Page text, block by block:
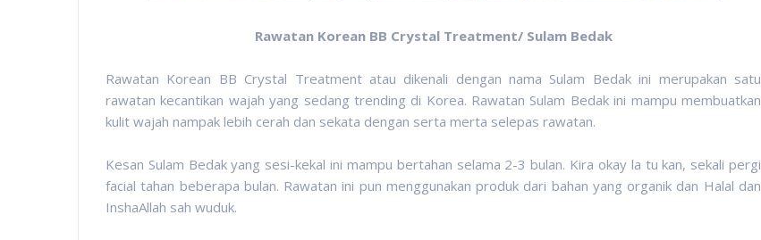
Rawatan Korean BB Crystal Treatment/ Sulam Bedak
Rawatan Korean BB Crystal Treatment atau dikenali dengan nama Sulam Bedak ini merupakan satu
rawatan kecantikan wajah yang sedang trending di Korea. Rawatan Sulam Bedak ini mampu membuatkan
kulit wajah nampak lebih cerah dan sekata dengan serta merta selepas rawatan.
Kesan Sulam Bedak yang sesi-kekal ini mampu bertahan selama 2-3 bulan. Kira okay la tu kan, sekali pergi
facial tahan beberapa bulan. Rawatan ini pun menggunakan produk dari bahan yang organik dan Halal dan
InshaAllah sah wuduk.